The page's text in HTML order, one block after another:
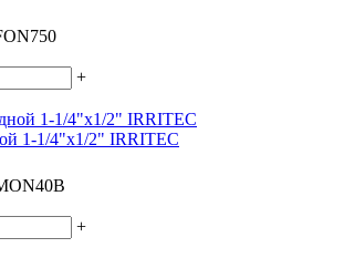
+
1-1/4"x1/2" IRRITEC
+